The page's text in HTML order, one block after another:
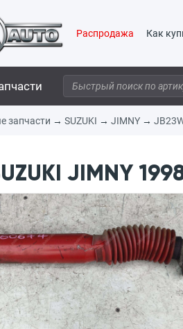
Распродажа Как
запчасти → SUZUKI → JIMNY →
JIMNY